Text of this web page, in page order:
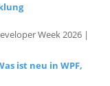
Week 2026 |
ist neu in WPF,